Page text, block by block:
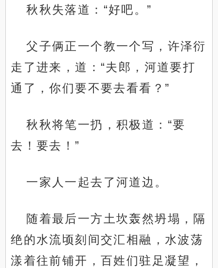
秋秋失落道：“好吧。”
父子俩正一个教一个写，许泽衍
走了进来，道：“夫郎，河道要打
通了，你们要不要去看看？”
秋秋将笔一扔，积极道：“要
去！要去！”
一家人一起去了河道边。
随着最后一方土坎轰然坍塌，隔
绝的水流顷刻间交汇相融，水波荡
漾着往前铺开，百姓们驻足凝望，